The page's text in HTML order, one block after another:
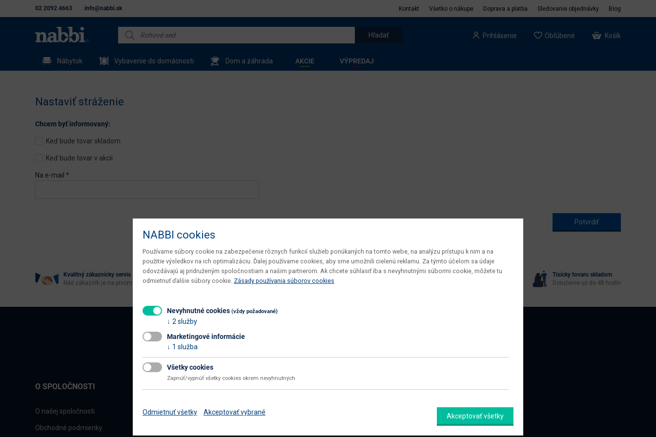
02 2092 4663 info@nabbi.sk Kontakt Všetko o nákupe Doprava a platba Sledovanie objednávky Blog
Prihlásenie Obľúbené Košík
Nábytok Vybavenie do domácnosti Dom a záhrada AKCIE VÝPREDAJ
Nastaviť stráženie
Chcem byť informovaný:
Keď bude tovar skladom
Keď bude tovar v akcii
Na e-mail *
Kvalitný zákaznícky servis
Náš zákazník je na prvom mieste
Vrátenie tovaru do 30 dní
Maximálne pohodlie pre vás
Top ceny
Tisícky tovaru skladom
Doručenie už do 48 hodín
O SPOLOČNOSTI
O našej spoločnosti
Obchodné podmienky
Obchodné podmienky Reklamačný formulár
Odstúpiť od zmluvy tu
NABBI cookies
Používame súbory cookie na zabezpečenie rôznych funkcií služieb ponúkaných na tomto webe, na analýzu prístupu k nim a na
použitie výsledkov na ich optimalizáciu. Ďalej používame cookies, aby sme umožnili cielenú reklamu. Za týmto účelom sa údaje
odovzdávajú aj pridruženým spoločnostiam a našim partnerom. Ak chcete súhlasiť iba s nevyhnutnými súbormi cookie, môžete tu
odmietnuť ďalšie súbory cookie. Zásady používania súborov cookies
Nevyhnutné cookies (vždy požadované)
2 služby
Marketingové informácie
1 služba
Všetky cookies
Zapnúť/vypnúť všetky cookies okrem nevyhnutných
Odmietnuť všetky Akceptovať vybrané Akceptovať všetky